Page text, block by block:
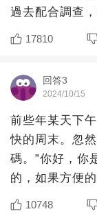
過去配合調查
的豪車，套牌
17810
回答3
2024/10/15
前些年某天下
快的周末。忽
碼。”你好，你
的，如果方便
趟。“一聽”公
10748